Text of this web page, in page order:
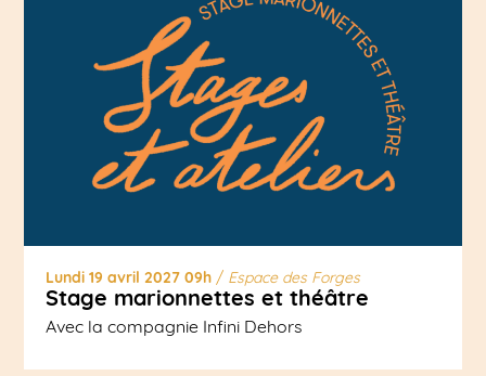
Lundi 19 avril 2027 09h/ Espace des Forges
Stage marionnettes et théâtre
Avec la compagnie Infini Dehors